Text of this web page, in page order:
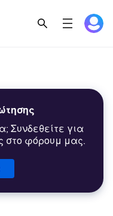
Συνδεθείτε για
στο φόρουμ μας.